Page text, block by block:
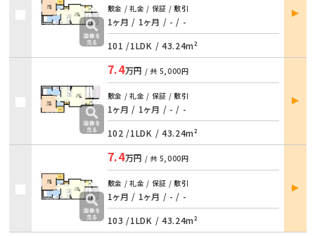
敷金 / 礼金 / 保証 / 敷引
1ヶ月 / 1ヶ月 / - / -
101 /1LDK / 43.24m²
部屋
詳細
7.4万円 / 共 5,000円
敷金 / 礼金 / 保証 / 敷引
1ヶ月 / 1ヶ月 / - / -
102 /1LDK / 43.24m²
部屋
詳細
7.4万円 / 共 5,000円
敷金 / 礼金 / 保証 / 敷引
1ヶ月 / 1ヶ月 / - / -
103 /1LDK / 43.24m²
部屋
詳細